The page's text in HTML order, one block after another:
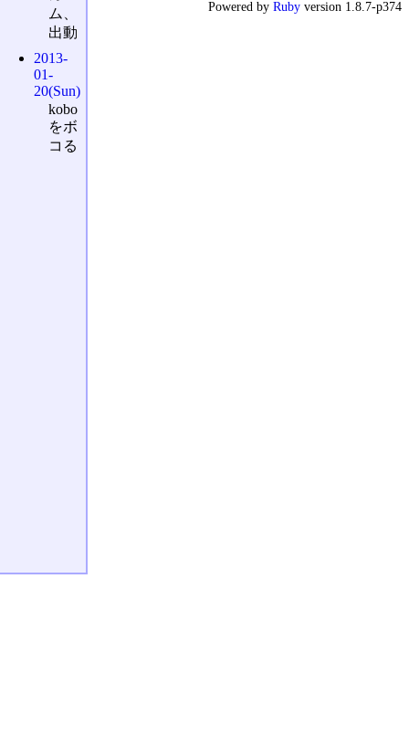
ム、
出動
2013-
01-
20(Sun)
kobo
をボ
コる
Powered by Ruby version 1.8.7-p374